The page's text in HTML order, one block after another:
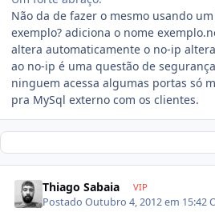
Não da de fazer o mesmo usando um
exemplo? adiciona o nome
altera automaticamente o no-ip
ao no-ip é uma questão de
ninguem acessa algumas portas só
pra MySql externo com os clientes.
Thiago Sabaia VIP
PostadoOutubro 4, 2012 em 15:42